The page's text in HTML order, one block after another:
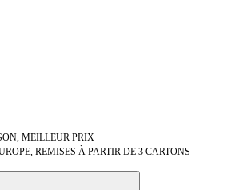
MEILLEUR PRIX
REMISES À PARTIR DE 3 CARTONS